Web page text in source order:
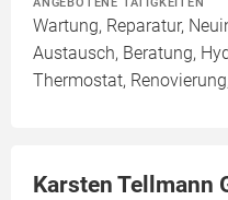
Wartung, Reparatur,
Austausch, Beratung,
Thermostat,
Karsten Tellmann